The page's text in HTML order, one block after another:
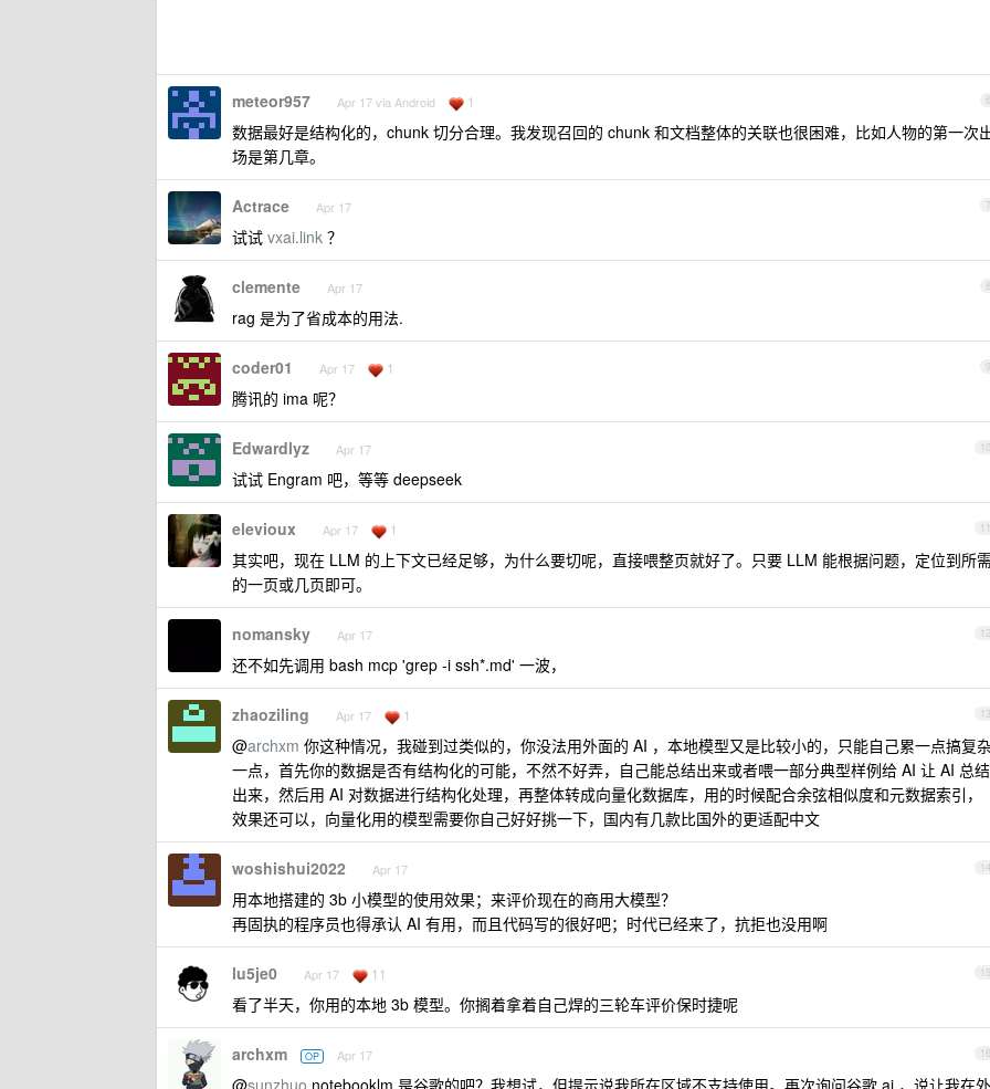
6
meteor957 Apr 17 via Android 1
数据最好是结构化的，chunk 切分合理。我发现召回的 chunk 和文档整体的关联也很困难，比如人物的第一次
场是第几章。
7
Actrace Apr 17
试试 vxai.link ？
8
clemente Apr 17
rag 是为了省成本的用法.
9
coder01 Apr 17 1
腾讯的 ima 呢？
10
Edwardlyz Apr 17
试试 Engram 吧，等等 deepseek
11
elevioux Apr 17 1
其实吧，现在 LLM 的上下文已经足够，为什么要切呢，直接喂整页就好了。只要 LLM 能根据问题，定位到所
的一页或几页即可。
12
nomansky Apr 17
还不如先调用 bash mcp 'grep -i ssh*.md' 一波，
13
zhaoziling Apr 17 1
@archxm 你这种情况，我碰到过类似的，你没法用外面的 AI ，本地模型又是比较小的，只能自己累一点搞复
一点，首先你的数据是否有结构化的可能，不然不好弄，自己能总结出来或者喂一部分典型样例给 AI 让 AI 总结
出来，然后用 AI 对数据进行结构化处理，再整体转成向量化数据库，用的时候配合余弦相似度和元数据索引，
效果还可以，向量化用的模型需要你自己好好挑一下，国内有几款比国外的更适配中文
14
woshishui2022 Apr 17
用本地搭建的 3b 小模型的使用效果；来评价现在的商用大模型？
再固执的程序员也得承认 AI 有用，而且代码写的很好吧；时代已经来了，抗拒也没用啊
15
lu5je0 Apr 17 11
看了半天，你用的本地 3b 模型。你搁着拿着自己焊的三轮车评价保时捷呢
16
archxm OP Apr 17
@sunzhuo notebooklm 是谷歌的吧？我想试，但提示说我所在区域不支持使用。再次询问谷歌 ai ，说让我在外